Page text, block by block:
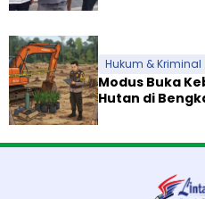
Hukum & Kriminal
Modus Buka
Hutan di